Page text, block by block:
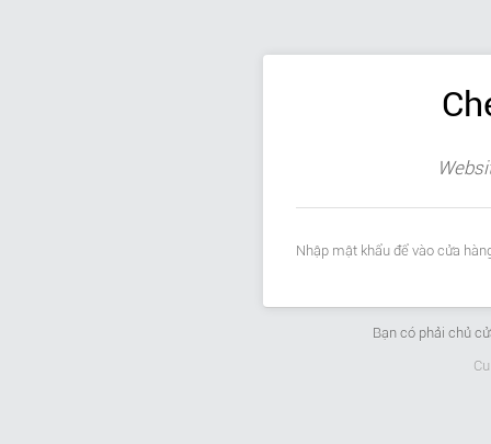
Nhập mật khẩu để vào cửa
Bạn có phải chủ